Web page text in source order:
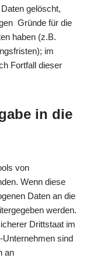
gelöscht,
Gründe für die
haben (z.B.
im
Fortfall dieser
in die
von
Wenn diese
Daten an die
werden.
Drittstaat im
sind
an